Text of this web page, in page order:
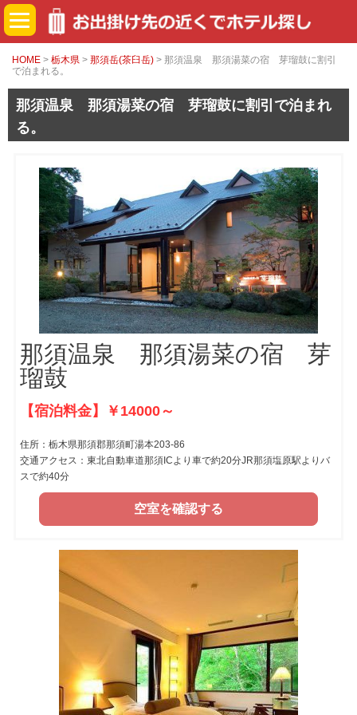
HOME > 栃木県 > 那須岳(茶臼岳) > 那須温泉 那須湯菜の宿 芽瑠鼓に割引
で泊まれる。
那須温泉 那須湯菜の宿 芽瑠鼓に割引で泊まれ
る。
那須温泉 那須湯菜の宿 芽
瑠鼓
【宿泊料金】￥14000～
住所：栃木県那須郡那須町湯本203-86
交通アクセス：東北自動車道那須ICより車で約20分JR那須塩原駅よりバ
スで約40分
空室を確認する